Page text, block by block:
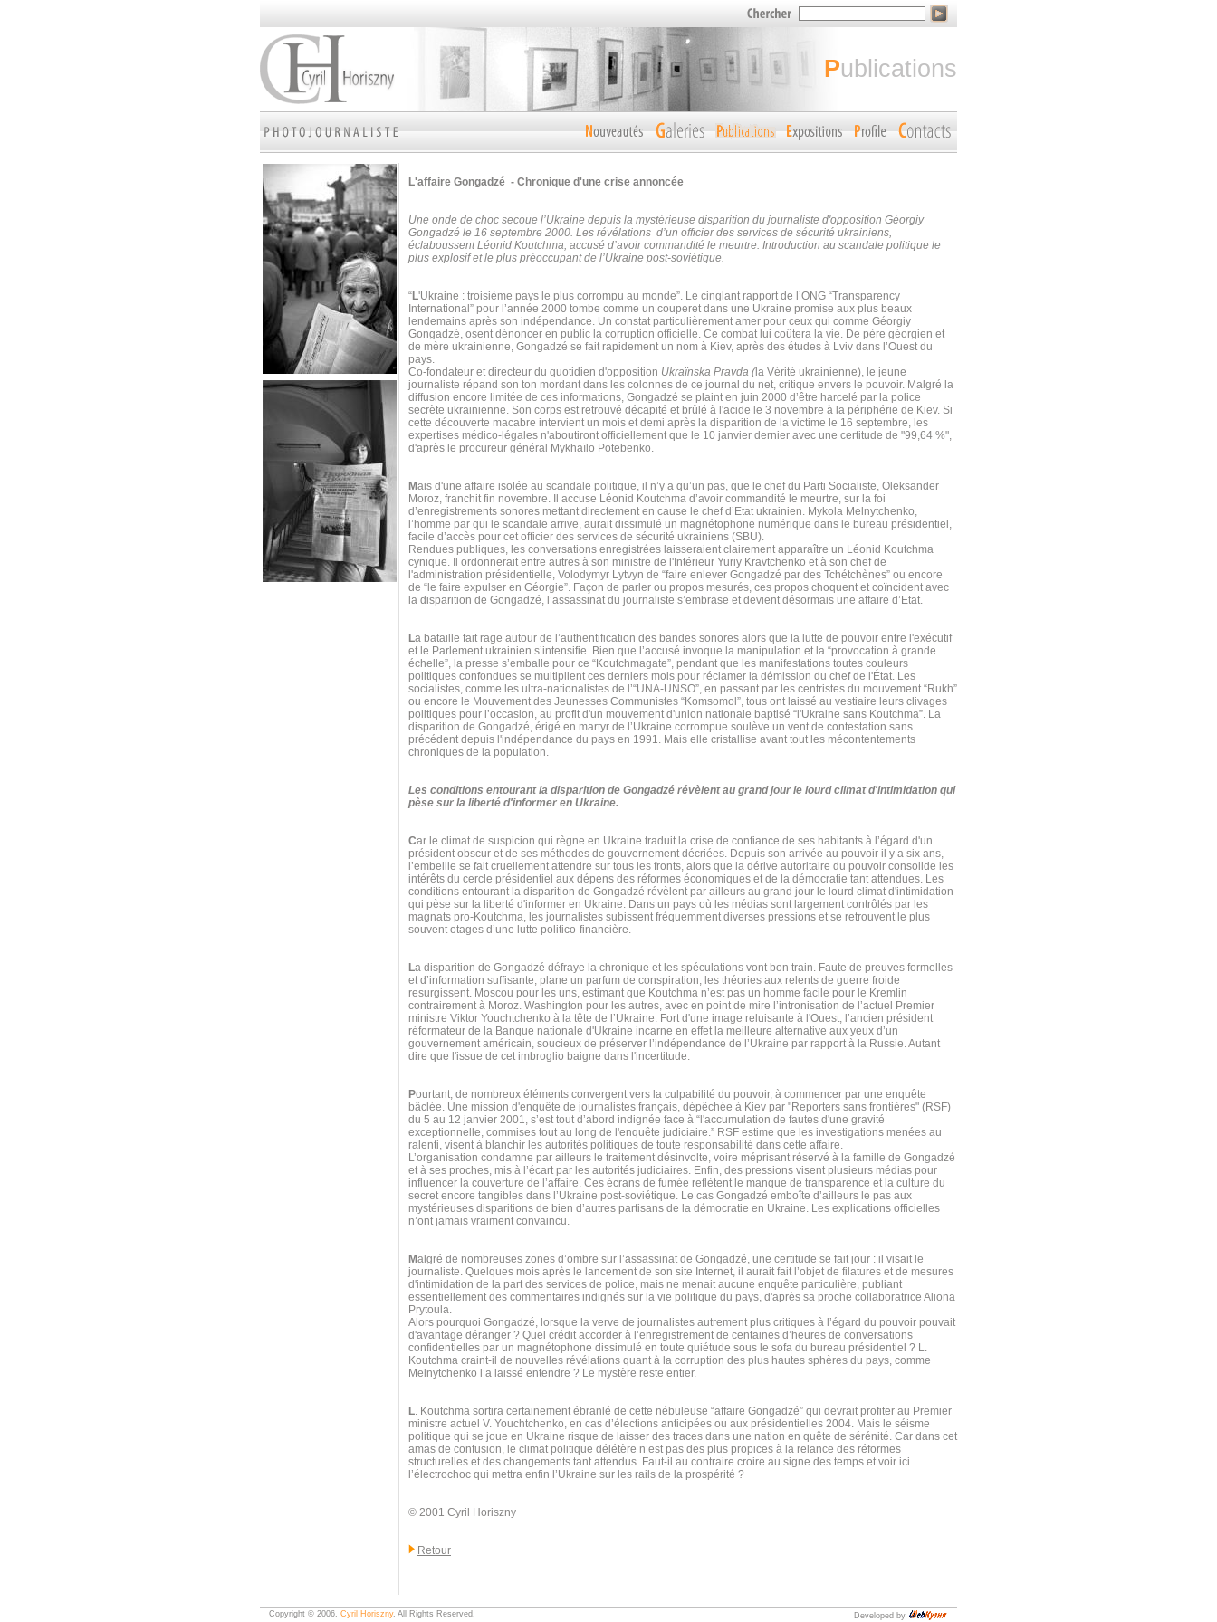
publications
L'affaire Gongadzé - Chronique d'une crise annoncée
Une onde de choc secoue l’Ukraine depuis la mystérieuse disparition du journaliste d'opposition Géorgiy
Gongadzé le 16 septembre 2000. Les révélations d’un officier des services de sécurité ukrainiens,
éclaboussent Léonid Koutchma, accusé d’avoir commandité le meurtre. Introduction au scandale politique le
plus explosif et le plus préoccupant de l’Ukraine post-soviétique.
“L'Ukraine : troisième pays le plus corrompu au monde”. Le cinglant rapport de l’ONG “Transparency
International” pour l’année 2000 tombe comme un couperet dans une Ukraine promise aux plus beaux
lendemains après son indépendance. Un constat particulièrement amer pour ceux qui comme Géorgiy
Gongadzé, osent dénoncer en public la corruption officielle. Ce combat lui coûtera la vie. De père géorgien et
de mère ukrainienne, Gongadzé se fait rapidement un nom à Kiev, après des études à Lviv dans l’Ouest du
pays.
Co-fondateur et directeur du quotidien d'opposition Ukraïnska Pravda (la Vérité ukrainienne), le jeune
journaliste répand son ton mordant dans les colonnes de ce journal du net, critique envers le pouvoir. Malgré la
diffusion encore limitée de ces informations, Gongadzé se plaint en juin 2000 d’être harcelé par la police
secrète ukrainienne. Son corps est retrouvé décapité et brûlé à l'acide le 3 novembre à la périphérie de Kiev. Si
cette découverte macabre intervient un mois et demi après la disparition de la victime le 16 septembre, les
expertises médico-légales n'aboutiront officiellement que le 10 janvier dernier avec une certitude de "99,64 %",
d'après le procureur général Mykhaïlo Potebenko.
Mais d'une affaire isolée au scandale politique, il n’y a qu’un pas, que le chef du Parti Socialiste, Oleksander
Moroz, franchit fin novembre. Il accuse Léonid Koutchma d’avoir commandité le meurtre, sur la foi
d’enregistrements sonores mettant directement en cause le chef d’Etat ukrainien. Mykola Melnytchenko,
l’homme par qui le scandale arrive, aurait dissimulé un magnétophone numérique dans le bureau présidentiel,
facile d’accès pour cet officier des services de sécurité ukrainiens (SBU).
Rendues publiques, les conversations enregistrées laisseraient clairement apparaître un Léonid Koutchma
cynique. Il ordonnerait entre autres à son ministre de l'Intérieur Yuriy Kravtchenko et à son chef de
l'administration présidentielle, Volodymyr Lytvyn de “faire enlever Gongadzé par des Tchétchènes” ou encore
de “le faire expulser en Géorgie”. Façon de parler ou propos mesurés, ces propos choquent et coïncident avec
la disparition de Gongadzé, l’assassinat du journaliste s’embrase et devient désormais une affaire d’Etat.
La bataille fait rage autour de l’authentification des bandes sonores alors que la lutte de pouvoir entre l'exécutif
et le Parlement ukrainien s’intensifie. Bien que l’accusé invoque la manipulation et la “provocation à grande
échelle”, la presse s’emballe pour ce “Koutchmagate”, pendant que les manifestations toutes couleurs
politiques confondues se multiplient ces derniers mois pour réclamer la démission du chef de l'État. Les
socialistes, comme les ultra-nationalistes de l’“UNA-UNSO”, en passant par les centristes du mouvement “Rukh”
ou encore le Mouvement des Jeunesses Communistes “Komsomol”, tous ont laissé au vestiaire leurs clivages
politiques pour l’occasion, au profit d'un mouvement d'union nationale baptisé “l'Ukraine sans Koutchma”. La
disparition de Gongadzé, érigé en martyr de l’Ukraine corrompue soulève un vent de contestation sans
précédent depuis l'indépendance du pays en 1991. Mais elle cristallise avant tout les mécontentements
chroniques de la population.
Les conditions entourant la disparition de Gongadzé révèlent au grand jour le lourd climat d'intimidation qui
pèse sur la liberté d'informer en Ukraine.
Car le climat de suspicion qui règne en Ukraine traduit la crise de confiance de ses habitants à l’égard d'un
président obscur et de ses méthodes de gouvernement décriées. Depuis son arrivée au pouvoir il y a six ans,
l’embellie se fait cruellement attendre sur tous les fronts, alors que la dérive autoritaire du pouvoir consolide les
intérêts du cercle présidentiel aux dépens des réformes économiques et de la démocratie tant attendues. Les
conditions entourant la disparition de Gongadzé révèlent par ailleurs au grand jour le lourd climat d'intimidation
qui pèse sur la liberté d'informer en Ukraine. Dans un pays où les médias sont largement contrôlés par les
magnats pro-Koutchma, les journalistes subissent fréquemment diverses pressions et se retrouvent le plus
souvent otages d’une lutte politico-financière.
La disparition de Gongadzé défraye la chronique et les spéculations vont bon train. Faute de preuves formelles
et d’information suffisante, plane un parfum de conspiration, les théories aux relents de guerre froide
resurgissent. Moscou pour les uns, estimant que Koutchma n’est pas un homme facile pour le Kremlin
contrairement à Moroz. Washington pour les autres, avec en point de mire l’intronisation de l’actuel Premier
ministre Viktor Youchtchenko à la tête de l’Ukraine. Fort d'une image reluisante à l'Ouest, l’ancien président
réformateur de la Banque nationale d'Ukraine incarne en effet la meilleure alternative aux yeux d’un
gouvernement américain, soucieux de préserver l’indépendance de l’Ukraine par rapport à la Russie. Autant
dire que l'issue de cet imbroglio baigne dans l'incertitude.
Pourtant, de nombreux éléments convergent vers la culpabilité du pouvoir, à commencer par une enquête
bâclée. Une mission d'enquête de journalistes français, dépêchée à Kiev par "Reporters sans frontières" (RSF)
du 5 au 12 janvier 2001, s’est tout d’abord indignée face à “l'accumulation de fautes d'une gravité
exceptionnelle, commises tout au long de l'enquête judiciaire.” RSF estime que les investigations menées au
ralenti, visent à blanchir les autorités politiques de toute responsabilité dans cette affaire.
L’organisation condamne par ailleurs le traitement désinvolte, voire méprisant réservé à la famille de Gongadzé
et à ses proches, mis à l’écart par les autorités judiciaires. Enfin, des pressions visent plusieurs médias pour
influencer la couverture de l’affaire. Ces écrans de fumée reflètent le manque de transparence et la culture du
secret encore tangibles dans l’Ukraine post-soviétique. Le cas Gongadzé emboîte d’ailleurs le pas aux
mystérieuses disparitions de bien d’autres partisans de la démocratie en Ukraine. Les explications officielles
n’ont jamais vraiment convaincu.
Malgré de nombreuses zones d’ombre sur l’assassinat de Gongadzé, une certitude se fait jour : il visait le
journaliste. Quelques mois après le lancement de son site Internet, il aurait fait l’objet de filatures et de mesures
d'intimidation de la part des services de police, mais ne menait aucune enquête particulière, publiant
essentiellement des commentaires indignés sur la vie politique du pays, d'après sa proche collaboratrice Aliona
Prytoula.
Alors pourquoi Gongadzé, lorsque la verve de journalistes autrement plus critiques à l’égard du pouvoir pouvait
d'avantage déranger ? Quel crédit accorder à l’enregistrement de centaines d’heures de conversations
confidentielles par un magnétophone dissimulé en toute quiétude sous le sofa du bureau présidentiel ? L.
Koutchma craint-il de nouvelles révélations quant à la corruption des plus hautes sphères du pays, comme
Melnytchenko l’a laissé entendre ? Le mystère reste entier.
L. Koutchma sortira certainement ébranlé de cette nébuleuse “affaire Gongadzé” qui devrait profiter au Premier
ministre actuel V. Youchtchenko, en cas d’élections anticipées ou aux présidentielles 2004. Mais le séisme
politique qui se joue en Ukraine risque de laisser des traces dans une nation en quête de sérénité. Car dans cet
amas de confusion, le climat politique délétère n’est pas des plus propices à la relance des réformes
structurelles et des changements tant attendus. Faut-il au contraire croire au signe des temps et voir ici
l’électrochoc qui mettra enfin l’Ukraine sur les rails de la prospérité ?
© 2001 Cyril Horiszny
Retour
Copyright © 2006. Cyril Horiszny. All Rights Reserved. Developed by